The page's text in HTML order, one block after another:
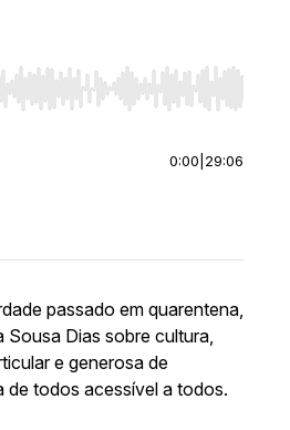
End to jump to start or end. Hold
0:00 29:06
passado em quarentena,
Dias sobre cultura,
e generosa de
de todos acessível a todos.